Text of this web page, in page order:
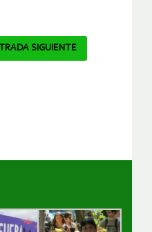
SIGUIENTE